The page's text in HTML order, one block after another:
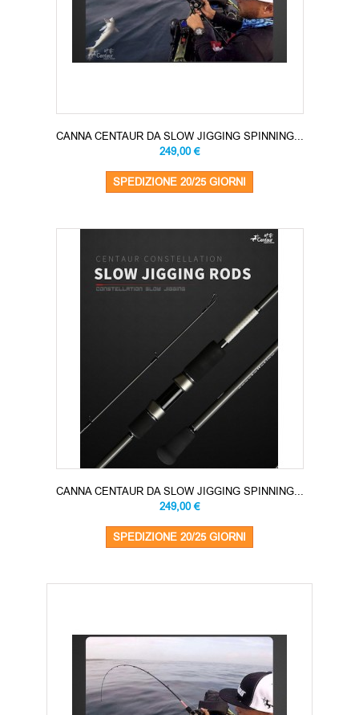
CANNA CENTAUR DA SLOW JIGGING SPINNING...
249,00 €
SPEDIZIONE 20/25 GIORNI
CANNA CENTAUR DA SLOW JIGGING SPINNING...
249,00 €
SPEDIZIONE 20/25 GIORNI